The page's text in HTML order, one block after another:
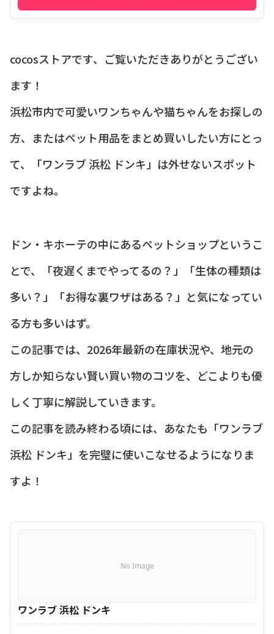
cocosストアです、ご覧いただきありがとうござい
ます！
浜松市内で可愛いワンちゃんや猫ちゃんをお探しの
方、またはペット用品をまとめ買いしたい方にとっ
て、「ワンラブ 浜松 ドンキ」は外せないスポット
ですよね。
ドン・キホーテの中にあるペットショップというこ
とで、「夜遅くまでやってるの？」「生体の種類は
多い？」「お得な裏ワザはある？」と気になってい
る方も多いはず。
この記事では、2026年最新の在庫状況や、地元の
方しか知らない賢い買い物のコツを、どこよりも優
しく丁寧に解説していきます。
この記事を読み終わる頃には、あなたも「ワンラブ
浜松 ドンキ」を完璧に使いこなせるようになりま
すよ！
No Image
ワンラブ 浜松 ドンキ